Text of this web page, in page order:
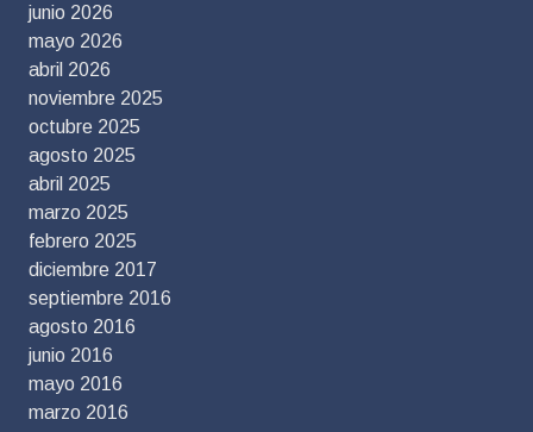
junio 2026
mayo 2026
abril 2026
noviembre 2025
octubre 2025
agosto 2025
abril 2025
marzo 2025
febrero 2025
diciembre 2017
septiembre 2016
agosto 2016
junio 2016
mayo 2016
marzo 2016